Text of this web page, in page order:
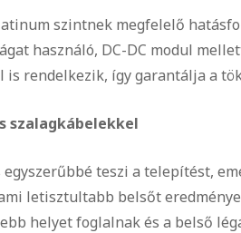
szintnek megfelelő
használó, DC-DC modul
rendelkezik, így garantálja a
szalagkábelekkel
teszi a telepítést,
letisztultabb belsőt
helyet foglalnak és a belső